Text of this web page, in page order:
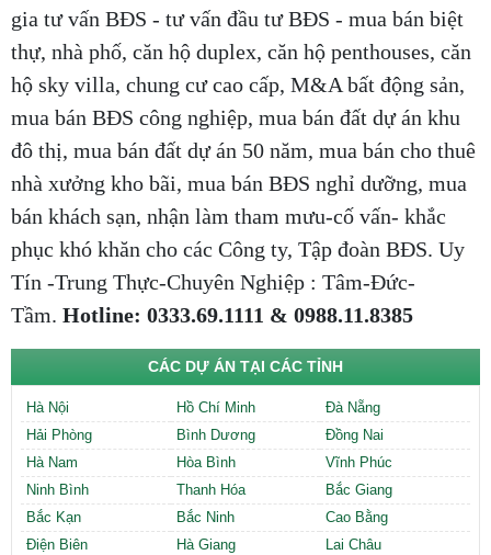
gia tư vấn BĐS - tư vấn đầu tư BĐS - mua bán biệt
thự, nhà phố, căn hộ duplex, căn hộ penthouses, căn
hộ sky villa, chung cư cao cấp, M&A bất động sản,
mua bán BĐS công nghiệp, mua bán đất dự án khu
đô thị, mua bán đất dự án 50 năm, mua bán cho thuê
nhà xưởng kho bãi, mua bán BĐS nghỉ dưỡng, mua
bán khách sạn, nhận làm tham mưu-cố vấn- khắc
phục khó khăn cho các Công ty, Tập đoàn BĐS. Uy
Tín -Trung Thực-Chuyên Nghiệp : Tâm-Đức-
Tầm. Hotline: 0333.69.1111 & 0988.11.8385
CÁC DỰ ÁN TẠI CÁC TỈNH
Hà Nội Hồ Chí Minh
Đà Nẵng
Hải Phòng
Bình Dương
Đồng Nai
Hà Nam
Hòa Bình
Vĩnh Phúc
Ninh Bình
Thanh Hóa
Bắc Giang
Bắc Kạn
Bắc Ninh
Cao Bằng
Điện Biên
Hà Giang
Lai Châu